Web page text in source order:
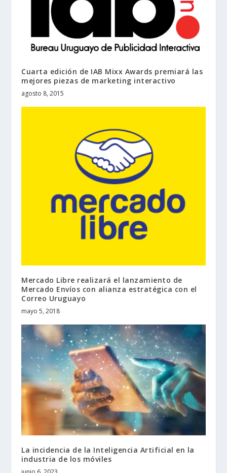
Cuarta edición de IAB Mixx Awards premiará las
mejores piezas de marketing interactivo
agosto 8, 2015
Mercado Libre realizará el lanzamiento de
Mercado Envíos con alianza estratégica con el
Correo Uruguayo
mayo 5, 2018
La incidencia de la Inteligencia Artificial en la
industria de los móviles